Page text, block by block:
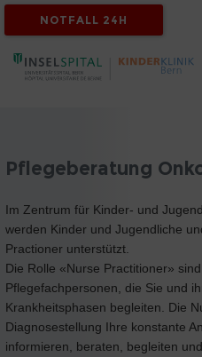
NOTFALL 24H
Pflegeberatung
Im Zentrum für Kinder- und
werden Kinder und Jugendliche
Practioner unterstützt.
Die Rolle «Nurse Practitioner»
Pflegefachpersonen, die Sie und
Krankheitsphasen begleiten. Die
Diagnosestellung Ihre konstante
informieren, beraten, begleiten